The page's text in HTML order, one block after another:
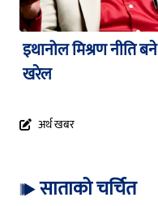
इथानोल मिश्रण नीति
खरेल
अर्थ खबर
साताको चर्चित